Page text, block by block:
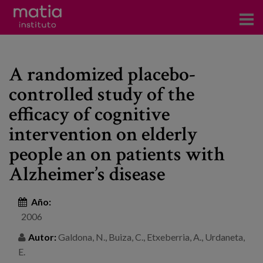
Investigación
Publicaciones
Participación en foros
Consultoría
Formación
Eventos
Noticias
A randomized placebo-
controlled study of the
efficacy of cognitive
intervention on elderly
people an on patients with
Alzheimer’s disease
Año:
2006
Autor:Galdona, N., Buiza, C., Etxeberria, A., Urdaneta,
E.